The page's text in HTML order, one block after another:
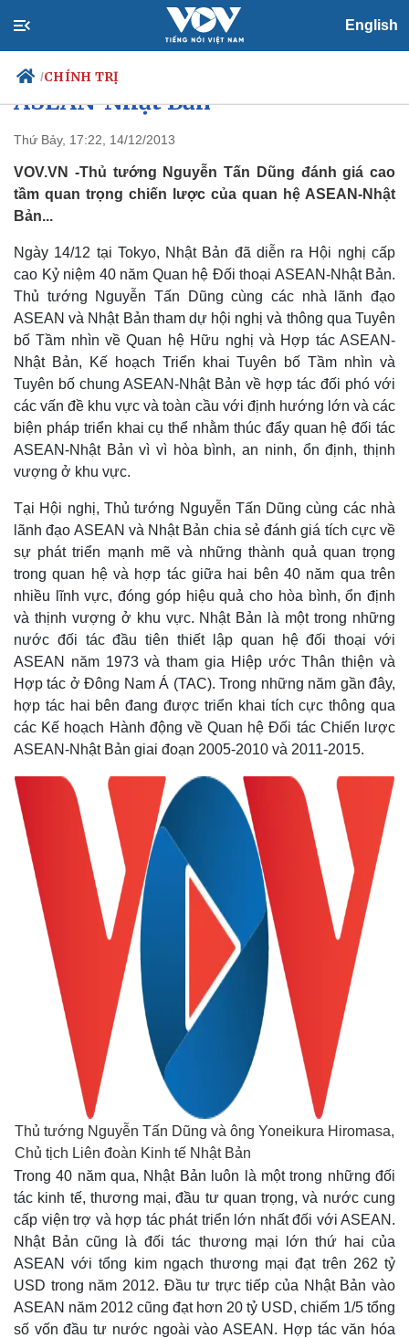
English
/CHÍNH TRỊ
Chính trị
Đảng
Tổ chức nhân sự
Nhận diện sự thật
Xã hội
Tin 24h
Dấu ấn VOV
Việc làm
Biển đảo
Thế giới
Quan sát
Cuộc sống đó đây
Hồ sơ
E-Magazine
Infographic
Thủ tướng dự Hội nghị cấp cao
ASEAN-Nhật Bản
Thứ Bảy, 17:22, 14/12/2013
VOV.VN -Thủ tướng Nguyễn Tấn Dũng đánh giá cao
tầm quan trọng chiến lược của quan hệ ASEAN-Nhật
Bản...
Ngày 14/12 tại Tokyo, Nhật Bản đã diễn ra Hội nghị cấp
cao Kỷ niệm 40 năm Quan hệ Đối thoại ASEAN-Nhật Bản.
Thủ tướng Nguyễn Tấn Dũng cùng các nhà lãnh đạo
ASEAN và Nhật Bản tham dự hội nghị và thông qua Tuyên
bố Tầm nhìn về Quan hệ Hữu nghị và Hợp tác ASEAN-
Nhật Bản, Kế hoạch Triển khai Tuyên bố Tầm nhìn và
Tuyên bố chung ASEAN-Nhật Bản về hợp tác đối phó với
các vấn đề khu vực và toàn cầu với định hướng lớn và các
biện pháp triển khai cụ thể nhằm thúc đẩy quan hệ đối tác
ASEAN-Nhật Bản vì vì hòa bình, an ninh, ổn định, thịnh
vượng ở khu vực.
Tại Hội nghị, Thủ tướng Nguyễn Tấn Dũng cùng các nhà
lãnh đạo ASEAN và Nhật Bản chia sẻ đánh giá tích cực về
sự phát triển mạnh mẽ và những thành quả quan trọng
trong quan hệ và hợp tác giữa hai bên 40 năm qua trên
nhiều lĩnh vực, đóng góp hiệu quả cho hòa bình, ổn định
và thịnh vượng ở khu vực. Nhật Bản là một trong những
nước đối tác đầu tiên thiết lập quan hệ đối thoại với
ASEAN năm 1973 và tham gia Hiệp ước Thân thiện và
Hợp tác ở Đông Nam Á (TAC). Trong những năm gần đây,
hợp tác hai bên đang được triển khai tích cực thông qua
các Kế hoạch Hành động về Quan hệ Đối tác Chiến lược
ASEAN-Nhật Bản giai đoạn 2005-2010 và 2011-2015.
Thủ tướng Nguyễn Tấn Dũng và ông Yoneikura Hiromasa,
Chủ tịch Liên đoàn Kinh tế Nhật Bản
Trong 40 năm qua, Nhật Bản luôn là một trong những đối
tác kinh tế, thương mại, đầu tư quan trọng, và nước cung
cấp viện trợ và hợp tác phát triển lớn nhất đối với ASEAN.
Nhật Bản cũng là đối tác thương mại lớn thứ hai của
ASEAN với tổng kim ngạch thương mại đạt trên 262 tỷ
USD trong năm 2012. Đầu tư trực tiếp của Nhật Bản vào
ASEAN năm 2012 cũng đạt hơn 20 tỷ USD, chiếm 1/5 tổng
số vốn đầu tư nước ngoài vào ASEAN. Hợp tác văn hóa